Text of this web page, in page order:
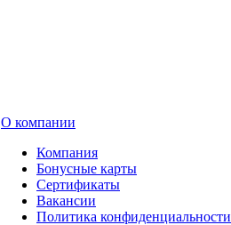
О компании
Компания
Бонусные карты
Сертификаты
Вакансии
Политика конфиденциальности